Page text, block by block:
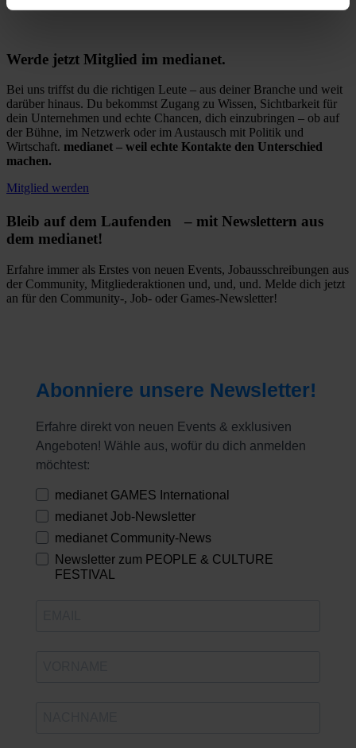
Werde jetzt Mitglied im medianet.
Bei uns triffst du die richtigen Leute – aus deiner Branche und weit
darüber hinaus. Du bekommst Zugang zu Wissen, Sichtbarkeit für
dein Unternehmen und echte Chancen, dich einzubringen – ob auf
der Bühne, im Netzwerk oder im Austausch mit Politik und
Wirtschaft. medianet – weil echte Kontakte den Unterschied
machen.
Mitglied werden
Bleib auf dem Laufenden – mit Newslettern aus
dem medianet!
Erfahre immer als Erstes von neuen Events, Jobausschreibungen aus
der Community, Mitgliederaktionen und, und, und. Melde dich jetzt
an für den Community-, Job- oder Games-Newsletter!
Abonniere unsere Newsletter!
Erfahre direkt von neuen Events & exklusiven
Angeboten! Wähle aus, wofür du dich anmelden
möchtest:
medianet GAMES International
medianet Job-Newsletter
medianet Community-News
Newsletter zum PEOPLE & CULTURE
FESTIVAL